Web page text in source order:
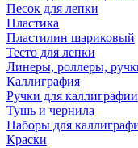
Песок для лепки
Пластика
Пластилин шариковый
Тесто для лепки
Линеры, роллеры,
Каллиграфия
Ручки для каллиграфии
Тушь и чернила
Наборы для
Краски